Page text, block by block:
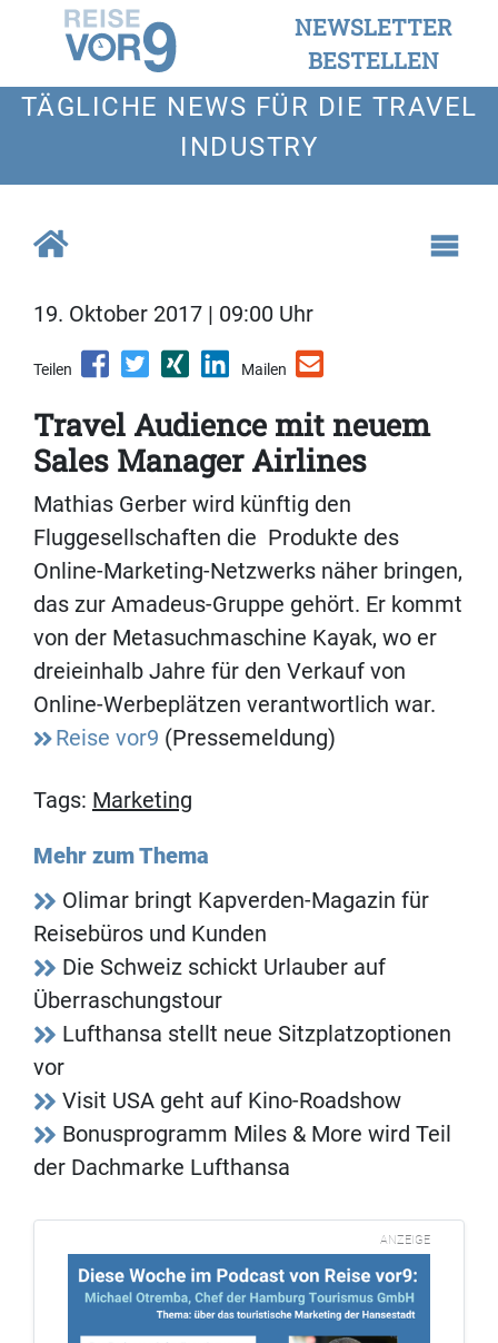
NEWSLETTER
BESTELLEN
TÄGLICHE NEWS FÜR DIE TRAVEL
INDUSTRY
19. Oktober 2017 | 09:00 Uhr
Teilen Mailen
Travel Audience mit neuem
Sales Manager Airlines
Mathias Gerber wird künftig den
Fluggesellschaften die Produkte des
Online-Marketing-Netzwerks näher bringen,
das zur Amadeus-Gruppe gehört. Er kommt
von der Metasuchmaschine Kayak, wo er
dreieinhalb Jahre für den Verkauf von
Online-Werbeplätzen verantwortlich war.
Reise vor9 (Pressemeldung)
Tags: Marketing
Mehr zum Thema
Olimar bringt Kapverden-Magazin für
Reisebüros und Kunden
Die Schweiz schickt Urlauber auf
Überraschungstour
Lufthansa stellt neue Sitzplatzoptionen
vor
Visit USA geht auf Kino-Roadshow
Bonusprogramm Miles & More wird Teil
der Dachmarke Lufthansa
ANZEIGE